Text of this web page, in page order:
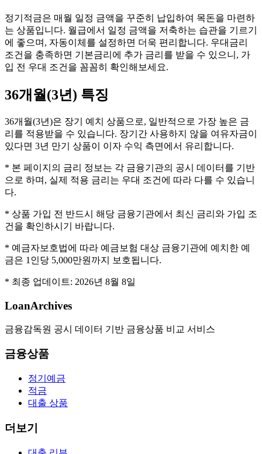
정기적금은 매월 일정 금액을 꾸준히 납입하여 목돈을 마련하
는 상품입니다. 월급에서 일정 금액을 저축하는 습관을 기르기
에 좋으며, 자동이체를 설정하면 더욱 편리합니다. 우대금리
조건을 충족하면 기본금리에 추가 금리를 받을 수 있으니, 가
입 전 우대 조건을 꼼꼼히 확인해보세요.
36개월(3년) 특징
36개월(3년)은 장기 예치 상품으로, 일반적으로 가장 높은 금
리를 적용받을 수 있습니다. 장기간 사용하지 않을 여유자금이
있다면 3년 만기 상품이 이자 수익 측면에서 유리합니다.
* 본 페이지의 금리 정보는 각 금융기관의 공시 데이터를 기반
으로 하며, 실제 적용 금리는 우대 조건에 따라 다를 수 있습니
다.
* 상품 가입 전 반드시 해당 금융기관에서 최신 금리와 가입 조
건을 확인하시기 바랍니다.
* 예금자보호법에 따라 예금보험 대상 금융기관에 예치한 예
금은 1인당 5,000만원까지 보호됩니다.
* 최종 업데이트: 2026년 8월 8일
LoanArchives
금융감독원 공시 데이터 기반 금융상품 비교 서비스
금융상품
정기예금
적금
대출 상품
더보기